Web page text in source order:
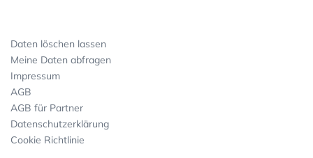
Daten löschen lassen
Meine Daten abfragen
Impressum
AGB
AGB für Partner
Datenschutzerklärung
Cookie Richtlinie